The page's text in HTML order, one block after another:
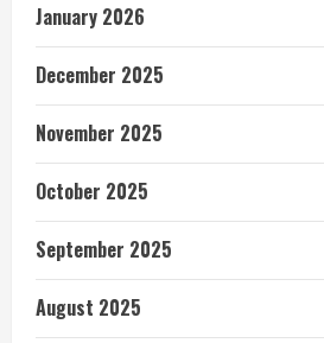
January 2026
December 2025
November 2025
October 2025
September 2025
August 2025